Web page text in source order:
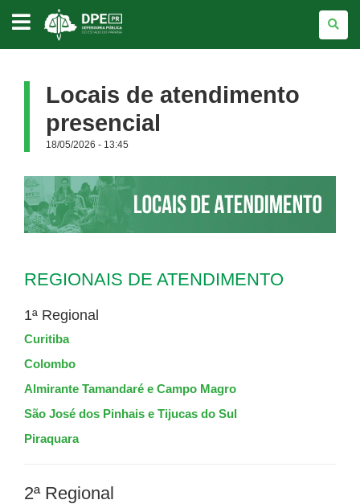
DEFENSORIA
PÚBLICA
DO
ESTADO
Locais de atendimento
presencial
18/05/2026 - 13:45
REGIONAIS DE ATENDIMENTO
1ª Regional
Curitiba
Colombo
Almirante Tamandaré e Campo Magro
São José dos Pinhais e Tijucas do Sul
Piraquara
2ª Regional